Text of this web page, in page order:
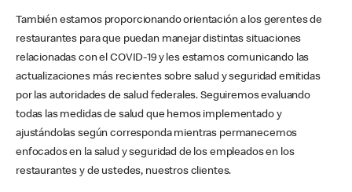
También estamos proporcionando orientación a los gerentes de
restaurantes para que puedan manejar distintas situaciones
relacionadas con el COVID-19 y les estamos comunicando las
actualizaciones más recientes sobre salud y seguridad emitidas
por las autoridades de salud federales. Seguiremos evaluando
todas las medidas de salud que hemos implementado y
ajustándolas según corresponda mientras permanecemos
enfocados en la salud y seguridad de los empleados en los
restaurantes y de ustedes, nuestros clientes.